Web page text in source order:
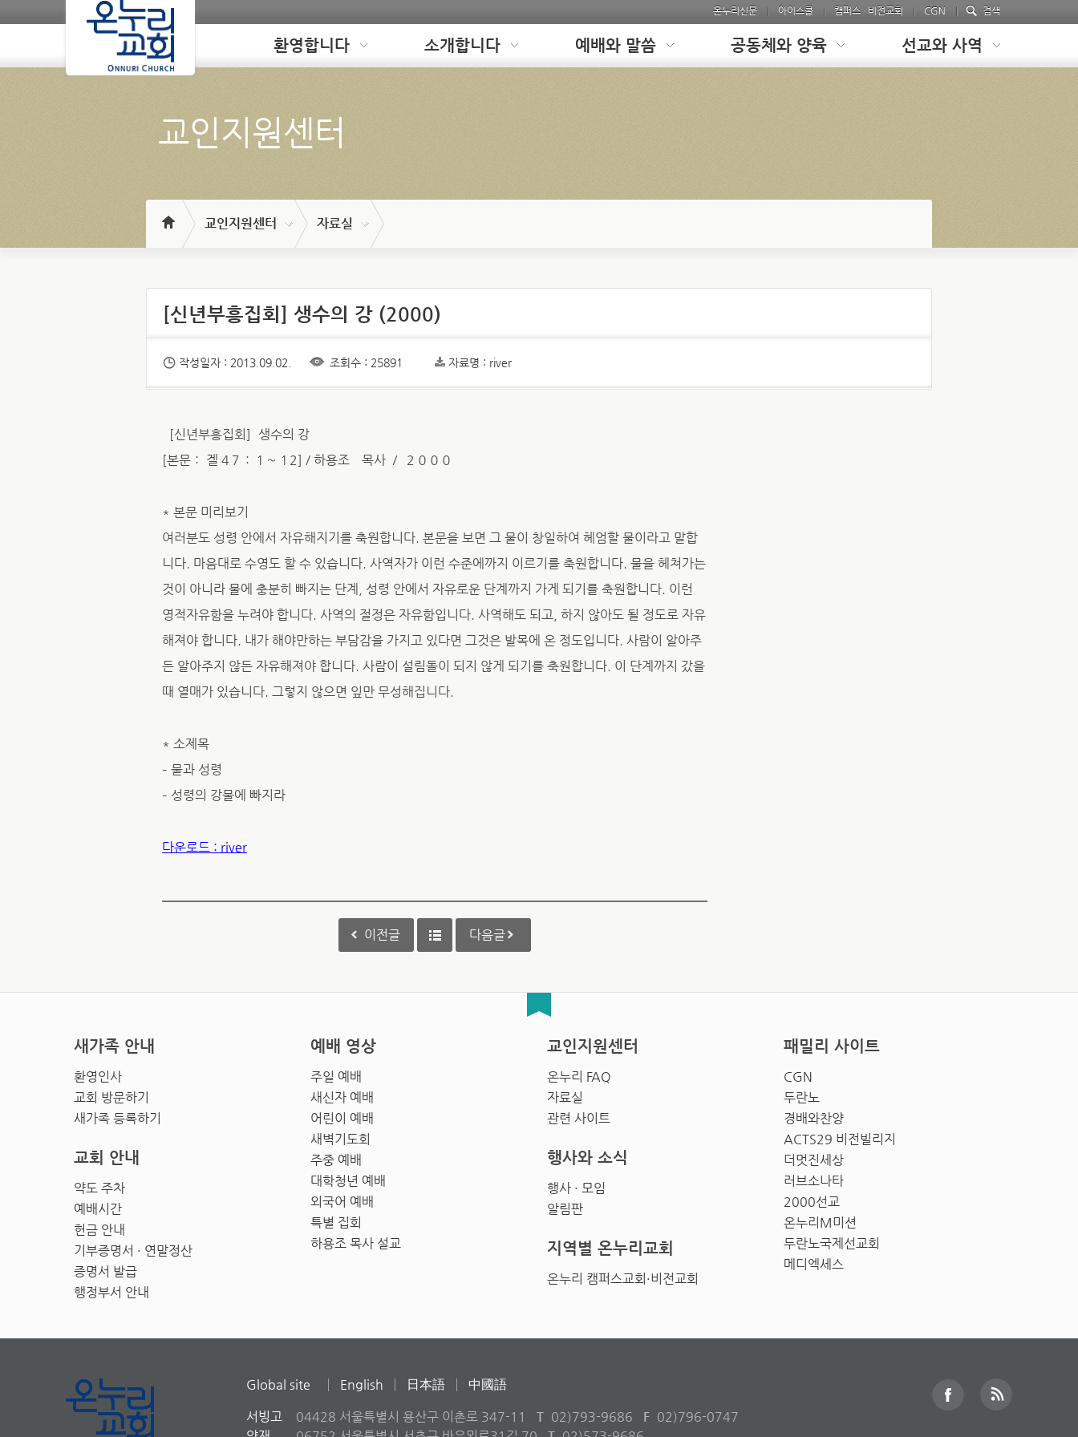
온누리신문 아이스쿨 캠퍼스 · 비전교회 CGN 검색
Loading 환영합니다 소개합니다 예배와 말씀 공동체와 양육 선교와 사역
교인지원센터
교인지원센터 자료실
[신년부흥집회] 생수의 강 (2000)
작성일자 : 2013.09.02. 조회수 : 25891 자료명 : river
［신년부흥집회］생수의 강
[본문： 겔 4７：１～１2] / 하용조 목사 ／ ２０００
* 본문 미리보기
여러분도 성령 안에서 자유해지기를 축원합니다. 본문을 보면 그 물이 창일하여 헤엄할 물이라고 말합
니다. 마음대로 수영도 할 수 있습니다. 사역자가 이런 수준에까지 이르기를 축원합니다. 물을 헤쳐가는
것이 아니라 물에 충분히 빠지는 단계, 성령 안에서 자유로운 단계까지 가게 되기를 축원합니다. 이런
영적자유함을 누려야 합니다. 사역의 절정은 자유함입니다. 사역해도 되고, 하지 않아도 될 정도로 자유
해져야 합니다. 내가 해야만하는 부담감을 가지고 있다면 그것은 발목에 온 정도입니다. 사람이 알아주
든 알아주지 않든 자유해져야 합니다. 사람이 설림돌이 되지 않게 되기를 축원합니다. 이 단계까지 갔을
때 열매가 있습니다. 그렇지 않으면 잎만 무성해집니다.
* 소제목
– 물과 성령
– 성령의 강물에 빠지라
다운로드 : river
이전글 다음글
새가족 안내
환영인사
교회 방문하기
새가족 등록하기
예배 영상
주일 예배
새신자 예배
어린이 예배
새벽기도회
주중 예배
대학청년 예배
외국어 예배
특별 집회
하용조 목사 설교
교인지원센터
온누리 FAQ
자료실
관련 사이트
패밀리 사이트
CGN
두란노
경배와찬양
ACTS29 비전빌리지
더멋진세상
러브소나타
2000선교
온누리M미션
두란노국제선교회
메디엑세스
교회 안내
약도 주차
예배시간
헌금 안내
기부증명서 · 연말정산
증명서 발급
행정부서 안내
행사와 소식
행사 · 모임
알림판
지역별 온누리교회
온누리 캠퍼스교회·비전교회
Global site English 日本語 中國語
서빙고 04428 서울특별시 용산구 이촌로 347-11 T 02)793-9686 F 02)796-0747